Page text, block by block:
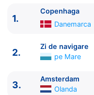
Sosire pe 21 Oct 2026
MSC Euribia ★★★★★
1.
Copenhaga
Danemarca
2.
Zi de navigare
pe Mare
3.
Amsterdam
Olanda